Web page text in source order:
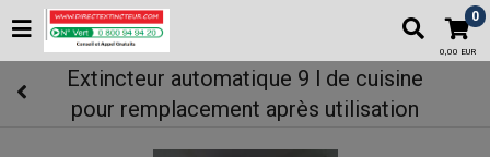
0
0,00 EUR
Extincteur automatique 9 l de cuisine
pour remplacement après utilisation